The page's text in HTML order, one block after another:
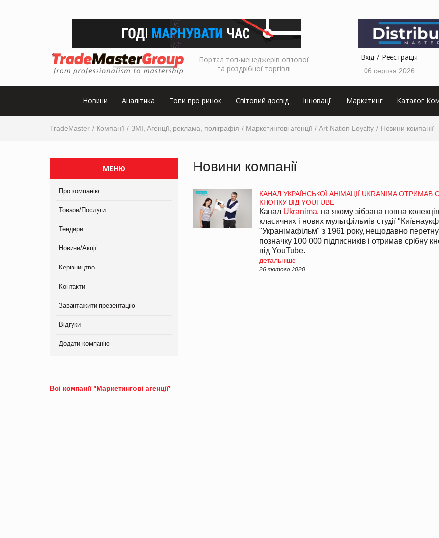
Портал топ-менеджерів оптової
та роздрібної торгівлі
Вхід Реєстрація
06 серпня 2026
Новини Аналітика Топи про ринок Світовий досвід Інновації Маркетинг Каталог
TradeMaster Компанії ЗМІ, Агенції, реклама, поліграфія Маркетингові агенції Art Nation Loyalty Новини компанії
МЕНЮ
Про компанію
Товари/Послуги
Тендери
Новини/Акції
Керівництво
Контакти
Завантажити презентацію
Відгуки
Додати компанію
Новини компанії
КАНАЛ УКРАЇНСЬКОЇ АНІМАЦІЇ UKRANIMA ОТРИМАВ
КНОПКУ ВІД YOUTUBE
Канал Ukranima, на якому зібрана повна колекція
класичних і нових мультфільмів студії
"Укранімафільм" з 1961 року, нещодавно
позначку 100 000 підписників і отримав срібну
від YouTube.
детальніше
26 лютого 2020
Всі компанії "Маркетингові агенції"